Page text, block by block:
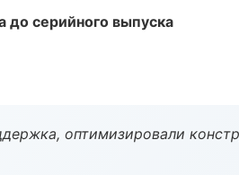
до серийного выпуска
оптимизировали